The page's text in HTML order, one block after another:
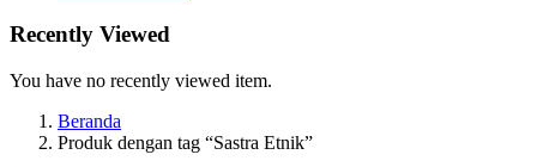
Recently Viewed
You have no recently viewed item.
Beranda
Produk dengan tag “Sastra Etnik”